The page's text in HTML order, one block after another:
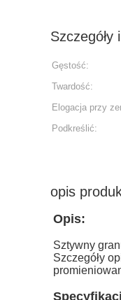
Szczegóły
Gęstość:
Twardość:
Elogacja przy
Podkreślić:
opis
Opis:
Sztywny
Szczegóły